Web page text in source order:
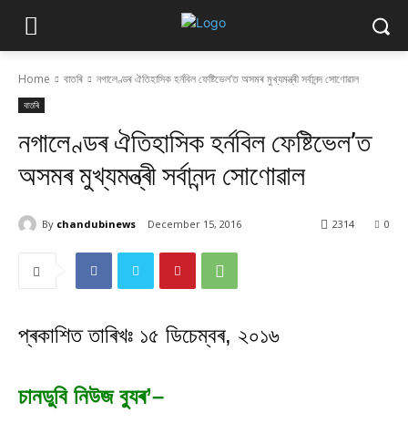
Home বাতৰি নগালেণ্ডৰ ঐতিহাসিক হৰ্নবিল ফেষ্টিভেল’ত অসমৰ মুখ্যমন্ত্ৰী সৰ্বানন্দ সোণোৱাল
বাতৰি
নগালেণ্ডৰ ঐতিহাসিক হৰ্নবিল ফেষ্টিভেল’ত
অসমৰ মুখ্যমন্ত্ৰী সৰ্বানন্দ সোণোৱাল
By chandubinews December 15, 2016 0
2314
প্ৰকাশিত তাৰিখঃ ১৫ ডিচেম্বৰ, ২০১৬
চানডুবি নিউজ ব্যুৰ’–